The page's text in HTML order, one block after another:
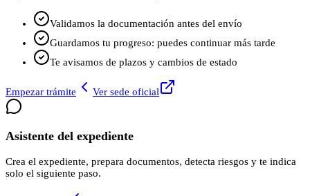
Validamos la documentación antes del envío
Guardamos tu progreso: puedes continuar más tarde
Te avisamos de plazos y cambios de estado
Empezar trámite Ver sede oficial
Asistente del expediente
Crea el expediente, prepara documentos, detecta riesgos y te indica
solo el siguiente paso.